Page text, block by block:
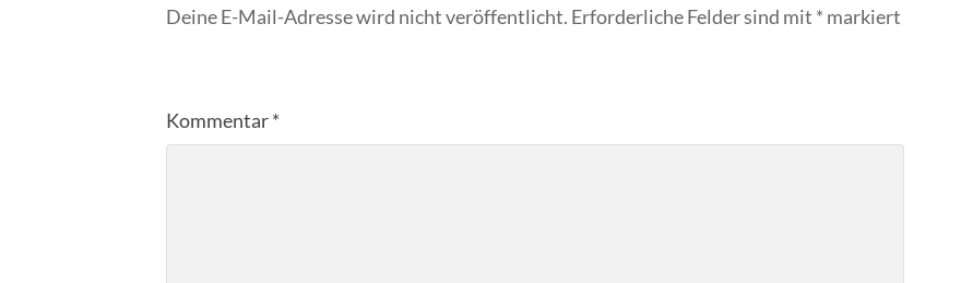
Deine E-Mail-Adresse wird nicht veröffentlicht. Erforderliche Felder sind mit * markiert
Kommentar*